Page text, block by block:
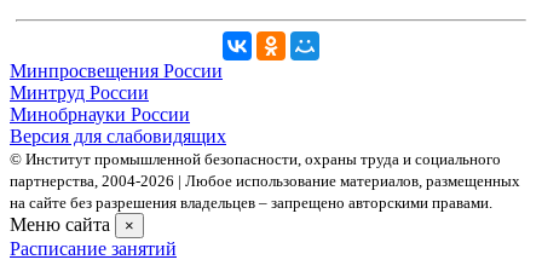
Минпросвещения России
Минтруд России
Минобрнауки России
Версия для слабовидящих
© Институт промышленной безопасности, охраны труда и социального
партнерства, 2004- 2026 | Любое использование материалов, размещенных
на сайте без разрешения владельцев – запрещено авторскими правами.
Меню сайта ×
Расписание занятий